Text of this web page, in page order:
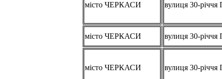
місто ЧЕРКАСИ вулиця 30-річчя
місто ЧЕРКАСИ вулиця 30-річчя
місто ЧЕРКАСИ вулиця 30-річчя